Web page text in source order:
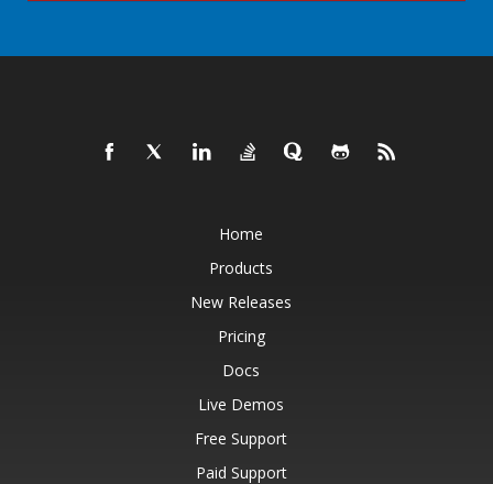
Home
Products
New Releases
Pricing
Docs
Live Demos
Free Support
Paid Support